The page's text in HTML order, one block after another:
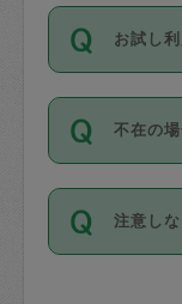
ールに
を依頼
※テスト
参考
す。
写真を
詳細
タスカ
可能で
キャン
す。
1. 直前
共通）
72時間
料が発
お試し
「お試
せんが
とによ
まず、
不在の
不在の
が必要
ジさん
注意し